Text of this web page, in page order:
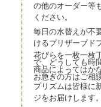
の他のオーダー等
ください。
毎日の水替えが不
けるプリザーブド
花びらを一枚一枚
で、どうしても時
商品によってはか
お急ぎの方はご相
プリズムは皆様に
ジをお届けします。